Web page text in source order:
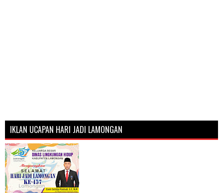
IKLAN UCAPAN HARI JADI LAMONGAN